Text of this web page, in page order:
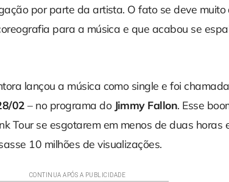
por parte da artista. O fato se deve
para a música e que acabou se
lançou a música como single e foi
02 – no programa do Jimmy Fallon. Esse
Tour se esgotarem em menos de duas horas
10 milhões de visualizações.